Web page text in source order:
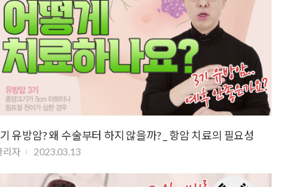
유방암? 왜 수술부터 하지 않을까? _ 항암 치료의 필요성
리자 2023.03.13